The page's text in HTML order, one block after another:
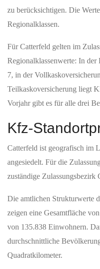
zu berücksichtigen. Die
Regionalklassen.
Für Catterfeld gelten im
Regionalklassenwerte: In
7, in der
Teilkaskoversicherung liegt
Vorjahr gibt es für alle drei
Kfz-
Catterfeld ist geografisch im
angesiedelt. Für die
zuständige
Die amtlichen Strukturwerte
zeigen eine Gesamtfläche
von 135.838 Einwohnern.
durchschnittliche
Quadratkilometer.